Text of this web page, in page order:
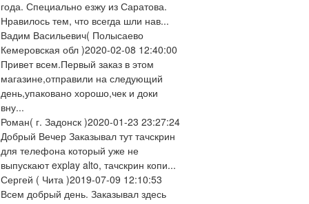
года. Специально езжу из Саратова.
Нравилось тем, что всегда шли нав...
Вадим Васильевич( Полысаево
Кемеровская обл )2020-02-08 12:40:00
Привет всем.Первый заказ в этом
магазине,отправили на следующий
день,упаковано хорошо,чек и доки
вну...
Роман( г. Задонск )2020-01-23 23:27:24
Добрый Вечер Заказывал тут тачскрин
для телефона который уже не
выпускают explay alto, тачскрин копи...
Сергей ( Чита )2019-07-09 12:10:53
Всем добрый день. Заказывал здесь